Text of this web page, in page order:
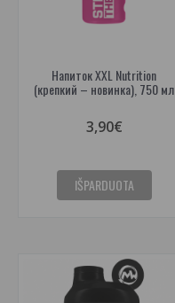
Напиток XXL Nutrition
(крепкий – новинка), 750 мл
3,90€
IŠPARDUOTA